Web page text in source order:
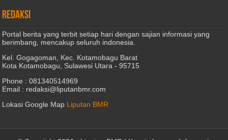
REDAKSI
Portal berita yang terbit setiap hari dengan sajian informasi yang
berimbang, mencakup seluruh indonesia.
Kel. Gogagoman, Kec. Kotamobagu Barat
Kota Kotamobagu, Sulawesi Utara - 95715
Phone : 081340514969
Email : redaksi@liputanbmr.com
Lokasi Google Map Liputan BMR